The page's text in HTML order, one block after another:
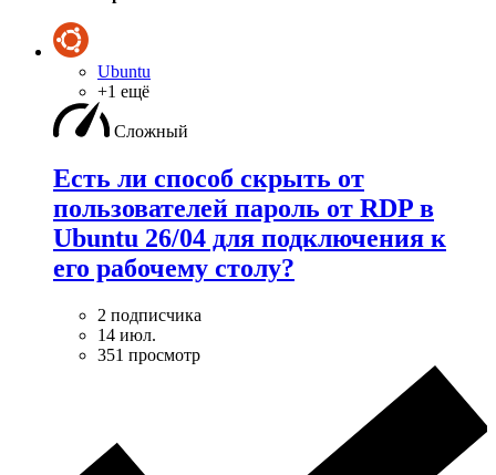
Ubuntu
+1 ещё
Сложный
Есть ли способ скрыть от
пользователей пароль от RDP в
Ubuntu 26/04 для подключения к
его рабочему столу?
2 подписчика
14 июл.
351 просмотр